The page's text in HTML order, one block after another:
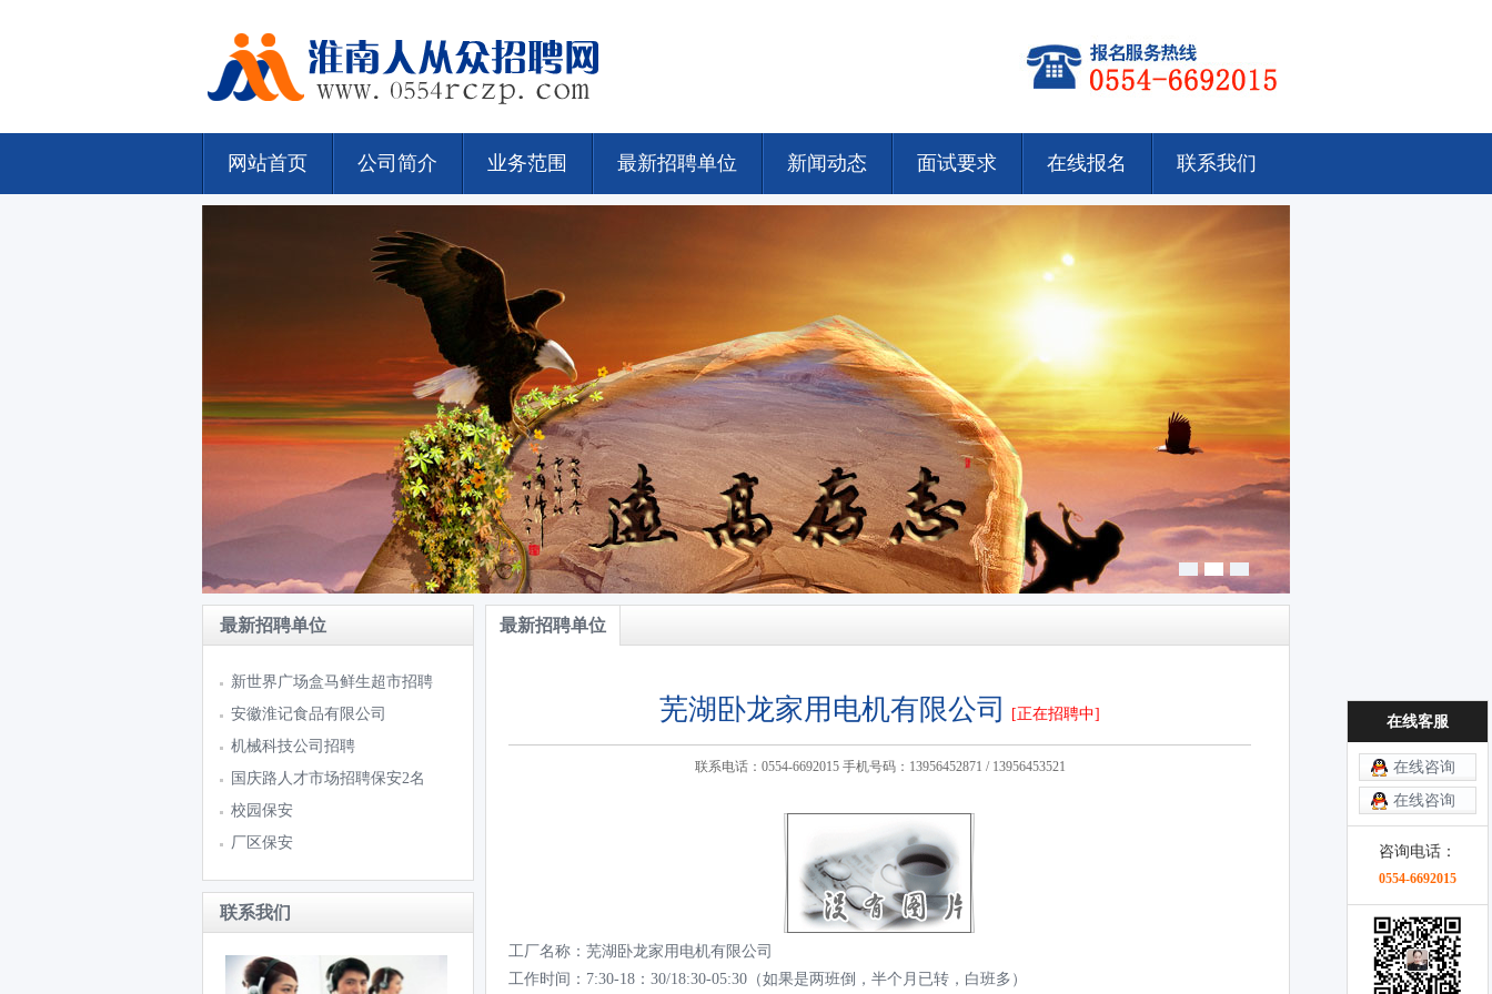
网站首页 公司简介 业务范围 最新招聘单位 新闻动态 面试要求 在线报名 联系我们
最新招聘单位
新世界广场盒马鲜生超市招聘
安徽淮记食品有限公司
机械科技公司招聘
国庆路人才市场招聘保安2名
校园保安
厂区保安
联系我们
最新招聘单位
芜湖卧龙家用电机有限公司 [正在招聘中]
联系电话：0554-6692015 手机号码：13956452871 / 13956453521
工厂名称：芜湖卧龙家用电机有限公司
工作时间：7:30-18：30/18:30-05:30（如果是两班倒，半个月已转，白班多）
在线客服
在线咨询
在线咨询
咨询电话：
0554-6692015